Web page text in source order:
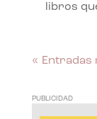
libros
« Entradas
PUBLICIDAD